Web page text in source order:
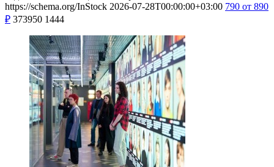
https://schema.org/InStock 2026-07-28T00:00:00+03:00 790 от 890
₽ 373950 1444